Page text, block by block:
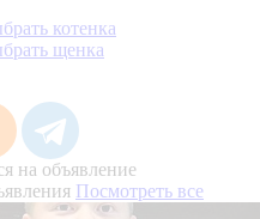
котенка
щенка
на объявление
Посмотреть все